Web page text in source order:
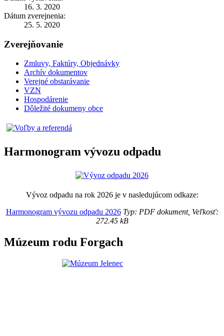
16. 3. 2020
Dátum zverejnenia:
25. 5. 2020
Zverejňovanie
Zmluvy, Faktúry, Objednávky
Archív dokumentov
Verejné obstarávanie
VZN
Hospodárenie
Dôležité dokumeny obce
Harmonogram vývozu odpadu
Vývoz odpadu na rok 2026 je v nasledujúcom odkaze:
Harmonogram vývozu odpadu 2026Typ: PDF dokument, Veľkosť:
272.45 kB
Múzeum rodu Forgach